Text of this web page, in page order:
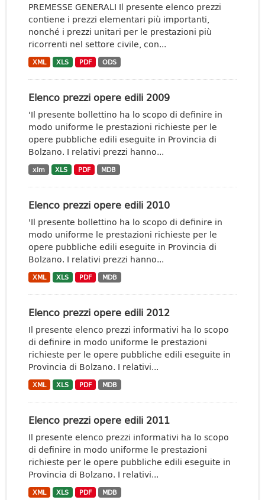
PREMESSE GENERALI Il presente elenco prezzi
contiene i prezzi elementari più importanti,
nonché i prezzi unitari per le prestazioni più
ricorrenti nel settore civile, con...
XML XLS PDF ODS
Elenco prezzi opere edili 2009
'Il presente bollettino ha lo scopo di definire in
modo uniforme le prestazioni richieste per le
opere pubbliche edili eseguite in Provincia di
Bolzano. I relativi prezzi hanno...
xlm XLS PDF MDB
Elenco prezzi opere edili 2010
'Il presente bollettino ha lo scopo di definire in
modo uniforme le prestazioni richieste per le
opere pubbliche edili eseguite in Provincia di
Bolzano. I relativi prezzi hanno...
XML XLS PDF MDB
Elenco prezzi opere edili 2012
Il presente elenco prezzi informativi ha lo scopo
di definire in modo uniforme le prestazioni
richieste per le opere pubbliche edili eseguite in
Provincia di Bolzano. I relativi...
XML XLS PDF MDB
Elenco prezzi opere edili 2011
Il presente elenco prezzi informativi ha lo scopo
di definire in modo uniforme le prestazioni
richieste per le opere pubbliche edili eseguite in
Provincia di Bolzano. I relativi...
XML XLS PDF MDB